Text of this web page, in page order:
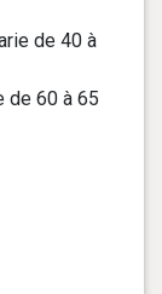
de 40 à
de 60 à 65